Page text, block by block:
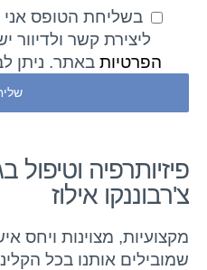
בשליחת הטופס
ליצירת קשר ולדיוור
הפרטיות באתר. ניתן
פיזיותרפיה וטיפול
צ'רבוננקו אילוז
מקצועיות, מצוינות ויחס
שמובילים אותנו בכל